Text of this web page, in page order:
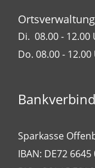
Di. 08.00 - 12.00
Do. 08.00 -
Sparkasse
IBAN: DE72